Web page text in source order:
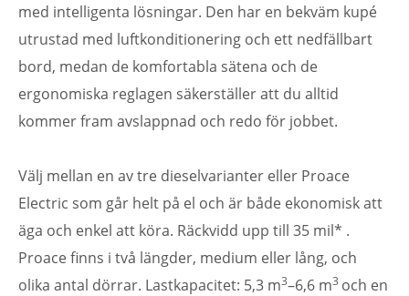
med intelligenta lösningar. Den har en bekväm kupé
utrustad med luftkonditionering och ett nedfällbart
bord, medan de komfortabla sätena och de
ergonomiska reglagen säkerställer att du alltid
kommer fram avslappnad och redo för jobbet.
Välj mellan en av tre dieselvarianter eller Proace
Electric som går helt på el och är både ekonomisk att
äga och enkel att köra. Räckvidd upp till 35 mil* .
Proace finns i två längder, medium eller lång, och
olika antal dörrar. Lastkapacitet: 5,3 m3–6,6 m3 och en